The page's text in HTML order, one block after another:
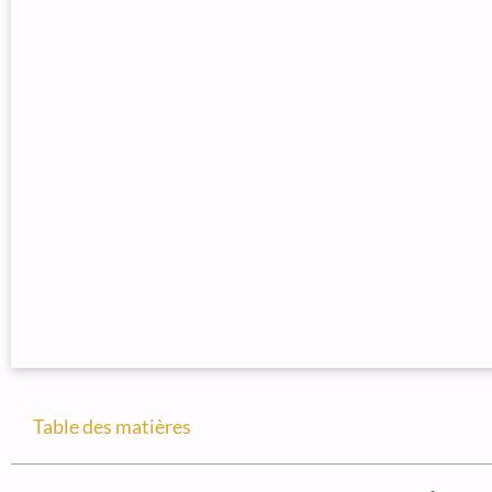
Table des matières